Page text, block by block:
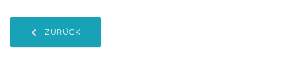
ZURÜCK